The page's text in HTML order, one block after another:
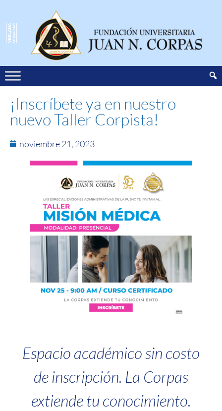
¡Inscríbete ya en nuestro
nuevo Taller Corpista!
noviembre 21, 2023
Espacio académico sin costo
de inscripción. La Corpas
extiende tu conocimiento.